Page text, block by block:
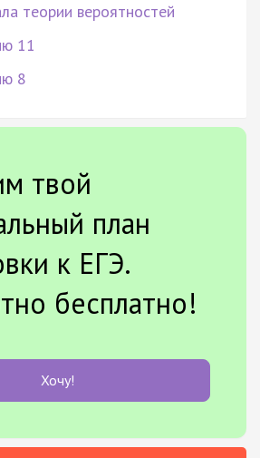
теории вероятностей
11
8
твой
план
к ЕГЭ.
бесплатно!
Хочу!